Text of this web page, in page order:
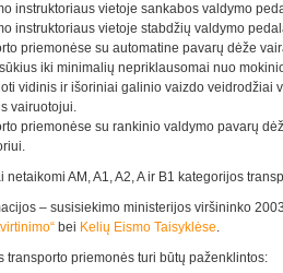
instruktoriaus vietoje sankabos valdymo
instruktoriaus vietoje stabdžių valdymo
priemonėse su automatine pavarų dėže
iki minimalių nepriklausomai nuo
vidinis ir išoriniai galinio vaizdo veidrodžiai
vairuotojui.
priemonėse su rankinio valdymo pavarų
netaikomi AM, A1, A2, A ir B1 kategorijos
– susisiekimo ministerijos viršininko
bei Kelių Eismo Taisyklėse.
transporto priemonės turi būtų paženklintos: